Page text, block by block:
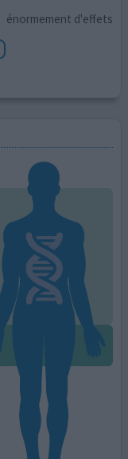
énormement d'effets